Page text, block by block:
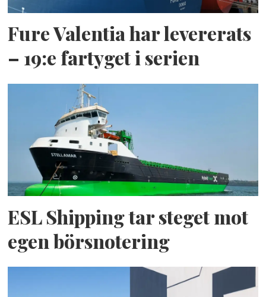
Fure Valentia har levererats
– 19:e fartyget i serien
ESL Shipping tar steget mot
egen börsnotering